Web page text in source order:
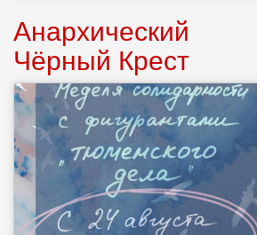
Анархический
Чёрный Крест